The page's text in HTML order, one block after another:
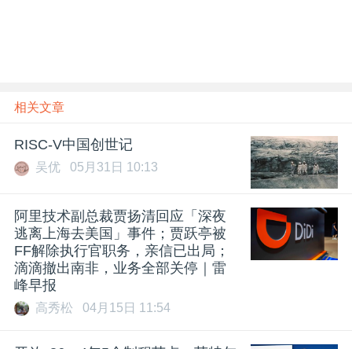
相关文章
RISC-V中国创世记
吴优 05月31日 10:13
阿里技术副总裁贾扬清回应「深夜
逃离上海去美国」事件；贾跃亭被
FF解除执行官职务，亲信已出局；
滴滴撤出南非，业务全部关停｜雷
峰早报
高秀松 04月15日 11:54